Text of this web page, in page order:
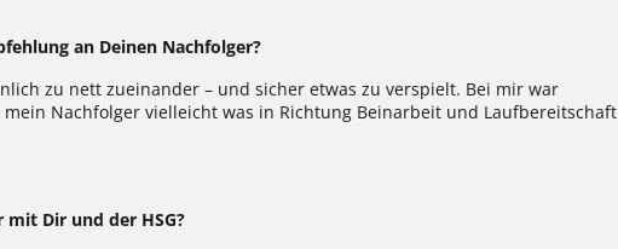
an Deinen Nachfolger?
zu nett zueinander – und sicher etwas zu verspielt. Bei mir war
Nachfolger vielleicht was in Richtung Beinarbeit und Laufbereitschaft
mit Dir und der HSG?